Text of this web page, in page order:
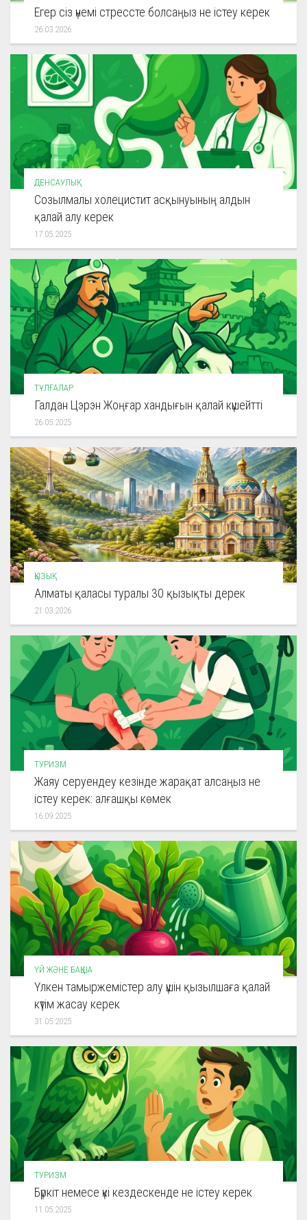
Егер сіз үнемі стрессте болсаңыз не істеу керек
26.03.2026
ДЕНСАУЛЫҚ
Созылмалы холецистит асқынуының алдын
қалай алу керек
17.05.2025
ТҰЛҒАЛАР
Галдан Цэрэн Жоңғар хандығын қалай күшейтті
26.05.2025
ҚЫЗЫҚ
Алматы қаласы туралы 30 қызықты дерек
21.03.2026
ТУРИЗМ
Жаяу серуендеу кезінде жарақат алсаңыз не
істеу керек: алғашқы көмек
16.09.2025
ҮЙ ЖӘНЕ БАҚША
Үлкен тамыржемістер алу үшін қызылшаға қалай
күтім жасау керек
31.05.2025
ТУРИЗМ
Бүркіт немесе үкі кездескенде не істеу керек
11.05.2025